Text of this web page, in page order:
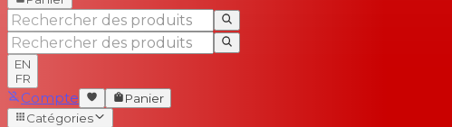
EN
FR
Compte
Panier
Catégories